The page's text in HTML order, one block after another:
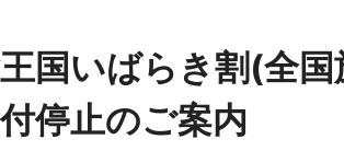
国いばらき割(全
停止のご案内